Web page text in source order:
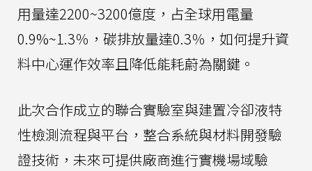
用量達2200~3200億度，占全球用電量
0.9%~1.3％，碳排放量達0.3％，如何提升資
料中心運作效率且降低能耗蔚為關鍵。
此次合作成立的聯合實驗室與建置冷卻液特
性檢測流程與平台，整合系統與材料開發驗
證技術，未來可提供廠商進行實機場域驗